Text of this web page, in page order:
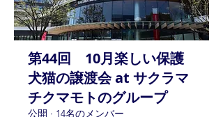
第44回 10月楽しい保護
犬猫の譲渡会 at サクラマ
チクマモトのグループ
公開 · 14名のメンバー